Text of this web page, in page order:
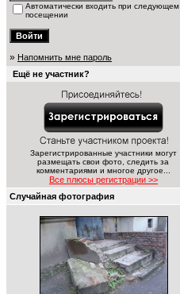
Автоматически входить при следующем
посещении
» Напомнить мне пароль
Ещё не участник?
Зарегистрированные участники могут
размещать свои фото, следить за
комментариями и многое другое...
Все плюсы регистрации >>
Случайная фотография